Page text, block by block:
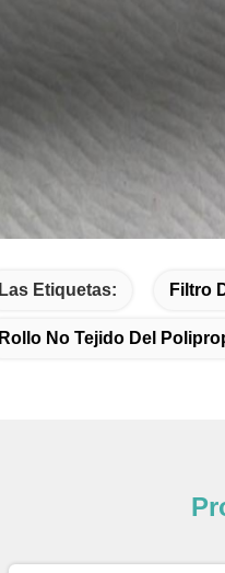
Las Etiquetas: Filtro
Rollo No Tejido Del